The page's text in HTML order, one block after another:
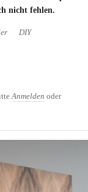
nicht fehlen.
DIY
Schneeskulptur eines
Anmelden oder